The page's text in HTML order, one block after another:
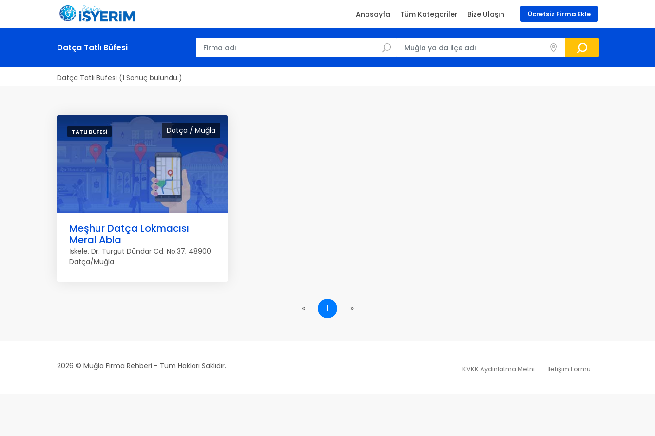
Ücretsiz Firma Ekle
Anasayfa Tüm Kategoriler Bize Ulaşın
Datça Tatlı Büfesi
Datça Tatlı Büfesi (1 Sonuç bulundu.)
Datça / Muğla
TATLI BÜFESI
Meşhur Datça Lokmacısı
Meral Abla
İskele, Dr. Turgut Dündar Cd. No:37, 48900
Datça/Muğla
« 1 »
2026 © Muğla Firma Rehberi - Tüm Hakları Saklıdır. KVKK Aydınlatma Metni İletişim Formu